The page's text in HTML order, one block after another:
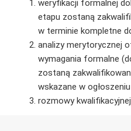
weryfikacji formalnej
etapu zostaną
w terminie kompletne
analizy merytorycznej
wymagania formalne
zostaną
wskazane w
rozmowy kwalifikacyjnej